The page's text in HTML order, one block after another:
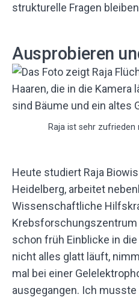
strukturelle Fragen
Ausprobieren
Raja ist sehr
Heute studiert Raja
Heidelberg, arbeitet
Wissenschaftliche
Krebsforschungszentrum
schon früh Einblicke in
nicht alles glatt läuft,
mal bei einer
ausgegangen. Ich